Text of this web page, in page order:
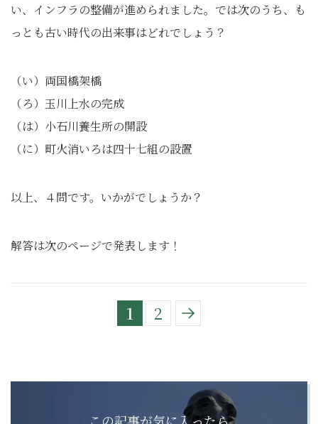
い、インフラの整備が進められました。では次のうち、も
っとも古い時代の出来事はどれでしょう？
（い）両国橋架橋
（ろ）玉川上水の完成
（は）小石川養生所の開設
（に）町火消いろは四十七組の設置
以上、４問です。いかがでしょうか？
解答は次のページで発表します！
1 2
この記事が気に入ったら